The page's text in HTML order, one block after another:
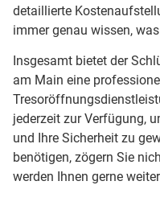
detaillierte
immer genau wissen,
Insgesamt bietet der
am Main eine
jederzeit zur Verfügung,
und Ihre Sicherheit zu
benötigen, zögern Sie
werden Ihnen gerne